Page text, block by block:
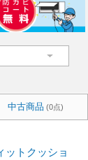
中古商品 (0点)
ットクッショ